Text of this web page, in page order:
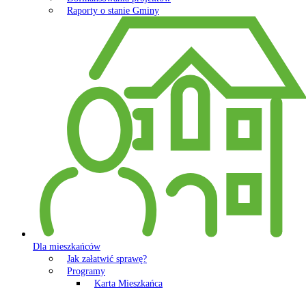
Raporty o stanie Gminy
Dla mieszkańców
Jak załatwić sprawę?
Programy
Karta Mieszkańca